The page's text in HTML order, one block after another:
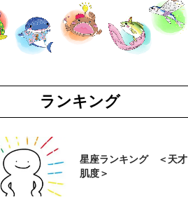
ランキング
星座ランキング ＜天才
肌度＞